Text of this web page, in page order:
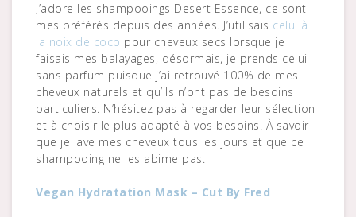
J’adore les shampooings Desert Essence, ce sont
mes préférés depuis des années. J’utilisais celui à
la noix de coco pour cheveux secs lorsque je
faisais mes balayages, désormais, je prends celui
sans parfum puisque j’ai retrouvé 100% de mes
cheveux naturels et qu’ils n’ont pas de besoins
particuliers. N’hésitez pas à regarder leur sélection
et à choisir le plus adapté à vos besoins. À savoir
que je lave mes cheveux tous les jours et que ce
shampooing ne les abime pas.
Vegan Hydratation Mask – Cut By Fred